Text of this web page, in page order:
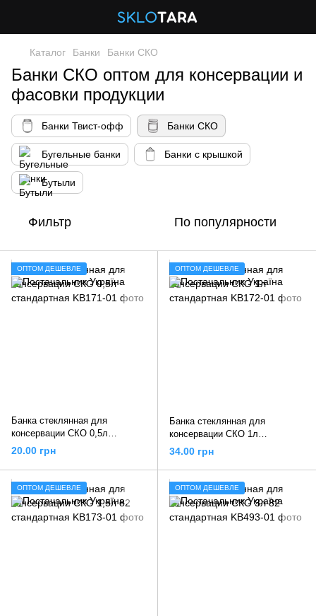
Каталог Банки Банки СКО
Банки СКО оптом для консервации и
фасовки продукции
Банки Твист-офф Банки СКО
Бугельные банки Банки с крышкой
Бутыли
Фильтр По популярности
ОПТОМ ДЕШЕВЛЕ
Банка стеклянная для
консервации СКО 0,5л
стандартная
20.00 грн
ОПТОМ ДЕШЕВЛЕ
Банка стеклянная для
консервации СКО 1л
стандартная
34.00 грн
ОПТОМ ДЕШЕВЛЕ ОПТОМ ДЕШЕВЛЕ